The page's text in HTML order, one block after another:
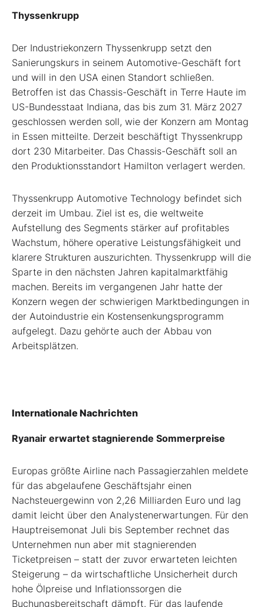
Thyssenkrupp
Der Industriekonzern Thyssenkrupp setzt den
Sanierungskurs in seinem Automotive-Geschäft fort
und will in den USA einen Standort schließen.
Betroffen ist das Chassis-Geschäft in Terre Haute im
US-Bundesstaat Indiana, das bis zum 31. März 2027
geschlossen werden soll, wie der Konzern am Montag
in Essen mitteilte. Derzeit beschäftigt Thyssenkrupp
dort 230 Mitarbeiter. Das Chassis-Geschäft soll an
den Produktionsstandort Hamilton verlagert werden.
Thyssenkrupp Automotive Technology befindet sich
derzeit im Umbau. Ziel ist es, die weltweite
Aufstellung des Segments stärker auf profitables
Wachstum, höhere operative Leistungsfähigkeit und
klarere Strukturen auszurichten. Thyssenkrupp will die
Sparte in den nächsten Jahren kapitalmarktfähig
machen. Bereits im vergangenen Jahr hatte der
Konzern wegen der schwierigen Marktbedingungen in
der Autoindustrie ein Kostensenkungsprogramm
aufgelegt. Dazu gehörte auch der Abbau von
Arbeitsplätzen.
Internationale Nachrichten
Ryanair erwartet stagnierende Sommerpreise
Europas größte Airline nach Passagierzahlen meldete
für das abgelaufene Geschäftsjahr einen
Nachsteuergewinn von 2,26 Milliarden Euro und lag
damit leicht über den Analystenerwartungen. Für den
Hauptreisemonat Juli bis September rechnet das
Unternehmen nun aber mit stagnierenden
Ticketpreisen – statt der zuvor erwarteten leichten
Steigerung – da wirtschaftliche Unsicherheit durch
hohe Ölpreise und Inflationssorgen die
Buchungsbereitschaft dämpft. Für das laufende